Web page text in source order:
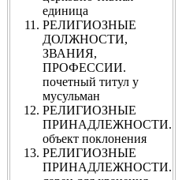
единица
РЕЛИГИОЗНЫЕ
ДОЛЖНОСТИ,
ЗВАНИЯ,
ПРОФЕССИИ.
почетный титул у
мусульман
РЕЛИГИОЗНЫЕ
ПРИНАДЛЕЖНОСТИ.
объект поклонения
РЕЛИГИОЗНЫЕ
ПРИНАДЛЕЖНОСТИ.